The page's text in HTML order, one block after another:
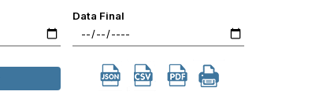
Data Final